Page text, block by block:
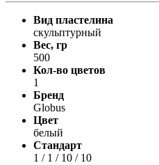
Вид пластелина
скульптурный
Вес, гр
500
Кол-во цветов
1
Бренд
Globus
Цвет
белый
Стандарт
1 / 1 / 10 / 10